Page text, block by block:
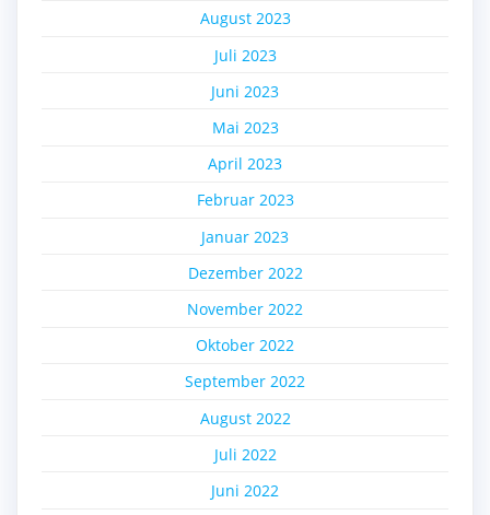
August 2023
Juli 2023
Juni 2023
Mai 2023
April 2023
Februar 2023
Januar 2023
Dezember 2022
November 2022
Oktober 2022
September 2022
August 2022
Juli 2022
Juni 2022